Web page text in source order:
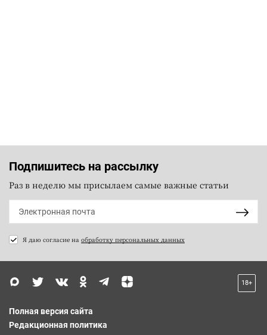
Подпишитесь на рассылку
Раз в неделю мы присылаем самые важные статьи
Я даю согласие на обработку персональных данных
18+
Полная версия сайта
Редакционная политика